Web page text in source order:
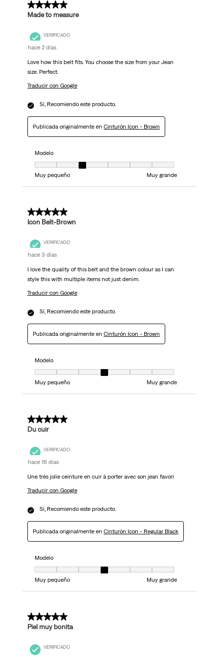
5 de 5 estrellas.
Made to measure
VERIFICADO
hace 2 días
Love how this belt fits. You choose the size from your Jean
size. Perfect.
Traducir con Google
Sí, Recomiendo este producto.
Publicada originalmente en Cinturón Icon - Brown
Modelo
Modelo, 3 de 7, donde 1 es igual a Muy pequeño y 7 es igual a Muy
Muy pequeño
Muy grande
5 de 5 estrellas.
Icon Belt-Brown
VERIFICADO
hace 3 días
I love the quality of this belt and the brown colour as I can
style this with multiple items not just denim.
Traducir con Google
Sí, Recomiendo este producto.
Publicada originalmente en Cinturón Icon - Brown
Modelo
Modelo, 4 de 7, donde 1 es igual a Muy pequeño y 7 es igual a Muy
Muy pequeño
Muy grande
5 de 5 estrellas.
Du cuir
VERIFICADO
hace 16 días
Une très jolie ceinture en cuir à porter avec son jean favori
Traducir con Google
Sí, Recomiendo este producto.
Publicada originalmente en Cinturón Icon - Regular Black
Modelo
Modelo, 4 de 7, donde 1 es igual a Muy pequeño y 7 es igual a Muy
Muy pequeño
Muy grande
5 de 5 estrellas.
Piel muy bonita
VERIFICADO